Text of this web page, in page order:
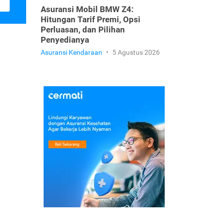
Asuransi Mobil BMW Z4:
Hitungan Tarif Premi, Opsi
Perluasan, dan Pilihan
Penyedianya
Asuransi Kendaraan • 5 Agustus 2026